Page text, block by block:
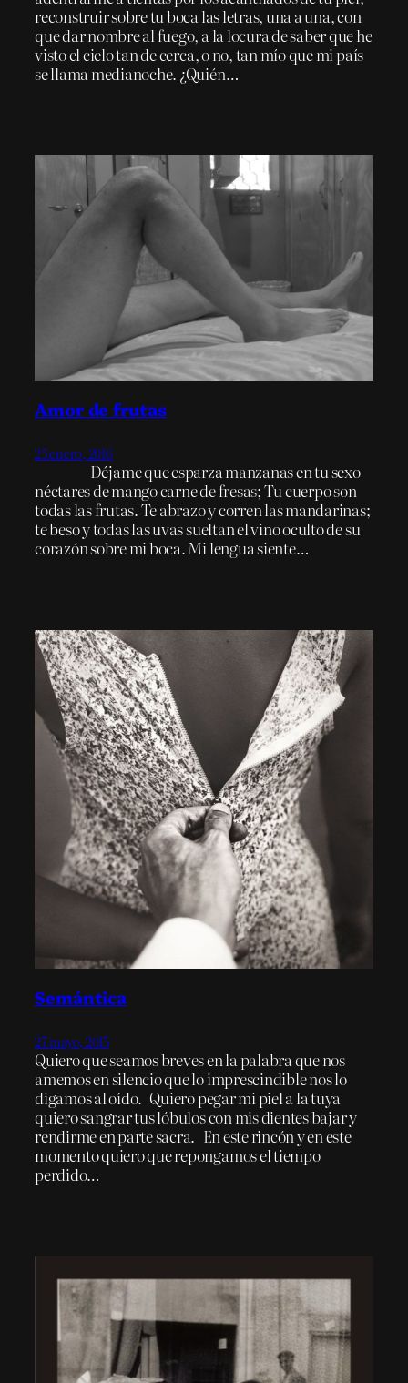
reconstruir sobre tu boca las letras, una a una, con
que dar nombre al fuego, a la locura de saber que he
visto el cielo tan de cerca, o no, tan mío que mi país
se llama medianoche. ¿Quién…
Amor de frutas
25 enero, 2016
Déjame que esparza manzanas en tu sexo
néctares de mango carne de fresas; Tu cuerpo son
todas las frutas. Te abrazo y corren las mandarinas;
te beso y todas las uvas sueltan el vino oculto de su
corazón sobre mi boca. Mi lengua siente…
Semántica
27 mayo, 2015
Quiero que seamos breves en la palabra que nos
amemos en silencio que lo imprescindible nos lo
digamos al oído. Quiero pegar mi piel a la tuya
quiero sangrar tus lóbulos con mis dientes bajar y
rendirme en parte sacra. En este rincón y en este
momento quiero que repongamos el tiempo
perdido…